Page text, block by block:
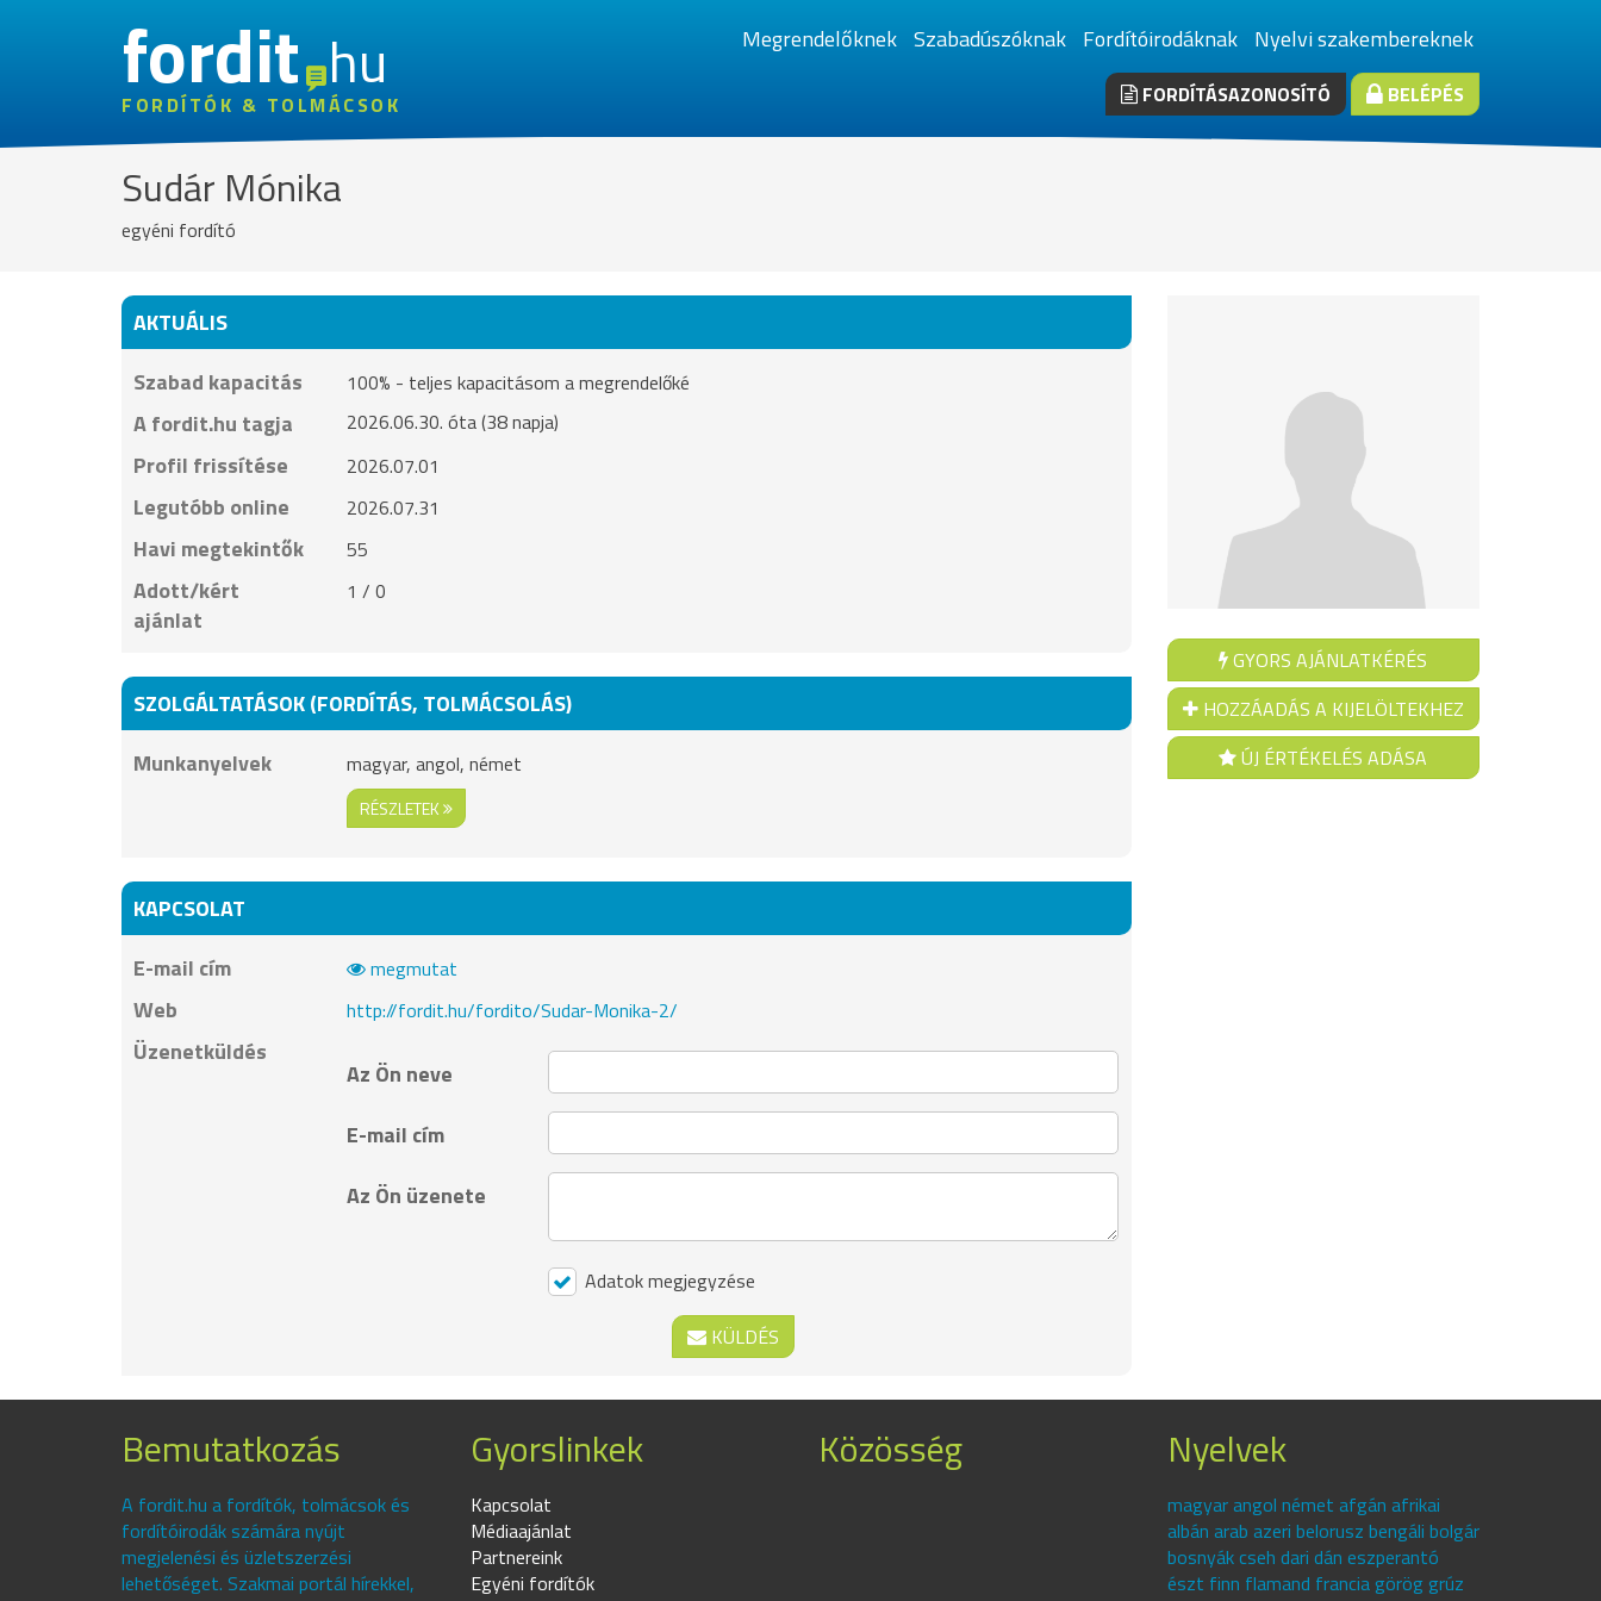
fordithu
FORDÍTÓK & TOLMÁCSOK
Megrendelőknek Szabadúszóknak Fordítóirodáknak Nyelvi szakembereknek
FORDÍTÁSAZONOSÍTÓ BELÉPÉS
Sudár Mónika
egyéni fordító
GYORS AJÁNLATKÉRÉS
HOZZÁADÁS A KIJELÖLTEKHEZ
ÚJ ÉRTÉKELÉS ADÁSA
AKTUÁLIS
Szabad kapacitás
100% - teljes kapacitásom a megrendelőké
A fordit.hu tagja 2026.06.30. óta (38 napja)
Profil frissítése 2026.07.01
Legutóbb online 2026.07.31
Havi megtekintők 55
Adott/kért
ajánlat
1 / 0
SZOLGÁLTATÁSOK (FORDÍTÁS, TOLMÁCSOLÁS)
Munkanyelvek
magyar, angol, német
RÉSZLETEK
KAPCSOLAT
E-mail cím
megmutat
Web http://fordit.hu/fordito/Sudar-Monika-2/
Üzenetküldés
Az Ön neve
E-mail cím
Az Ön üzenete
Adatok megjegyzése
KÜLDÉS
Bemutatkozás
A fordit.hu a fordítók, tolmácsok és
fordítóirodák számára nyújt
megjelenési és üzletszerzési
lehetőséget. Szakmai portál hírekkel,
Gyorslinkek
Kapcsolat
Médiaajánlat
Partnereink
Egyéni fordítók
Közösség Nyelvek
magyar angol német afgán afrikai
albán arab azeri belorusz bengáli bolgár
bosnyák cseh dari dán eszperantó
észt finn flamand francia görög grúz